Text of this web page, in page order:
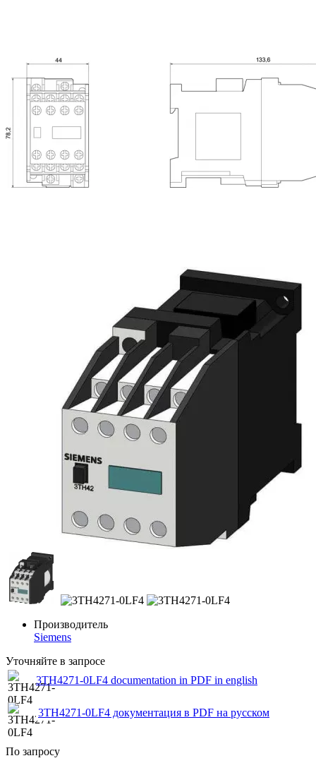
Производитель
Siemens
Уточняйте в запросе
3TH4271-0LF4 documentation in PDF in english
3TH4271-0LF4 документация в PDF на русском
По запросу